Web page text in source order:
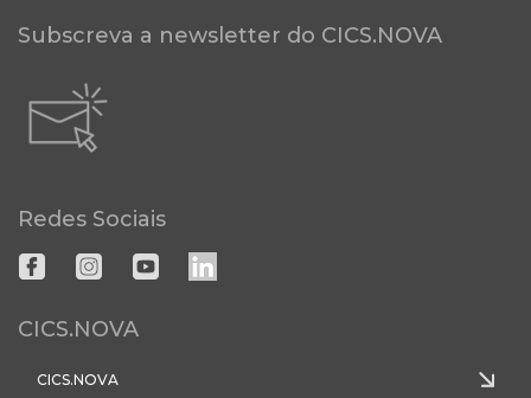
Subscreva a newsletter do CICS.NOVA
Redes Sociais
CICS.NOVA
CICS.NOVA